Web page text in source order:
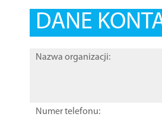
DANE
Nazwa organizacji:
Numer telefonu: